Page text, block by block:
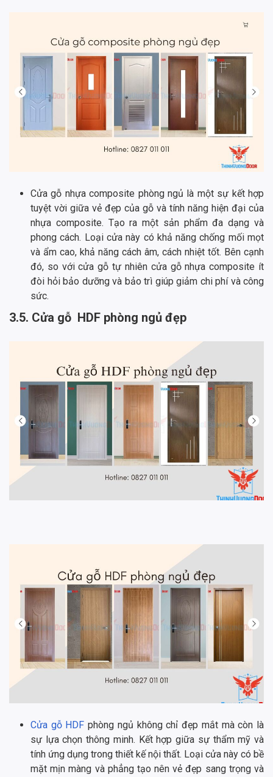
Cửa gỗ nhựa composite phòng ngủ là một sự kết hợp
tuyệt vời giữa vẻ đẹp của gỗ và tính năng hiện đại của
nhựa composite. Tạo ra một sản phẩm đa dạng và
phong cách. Loại cửa này có khả năng chống mối mọt
và ẩm cao, khả năng cách âm, cách nhiệt tốt. Bên cạnh
đó, so với cửa gỗ tự nhiên cửa gỗ nhựa composite ít
đòi hỏi bảo dưỡng và bảo trì giúp giảm chi phí và công
sức.
3.5. Cửa gỗ HDF phòng ngủ đẹp
Cửa gỗ HDF phòng ngủ không chỉ đẹp mắt mà còn là
sự lựa chọn thông minh. Kết hợp giữa sự thẩm mỹ và
tính ứng dụng trong thiết kế nội thất. Loại cửa này có bề
mặt mịn màng và phẳng tạo nên vẻ đẹp sang trọng và